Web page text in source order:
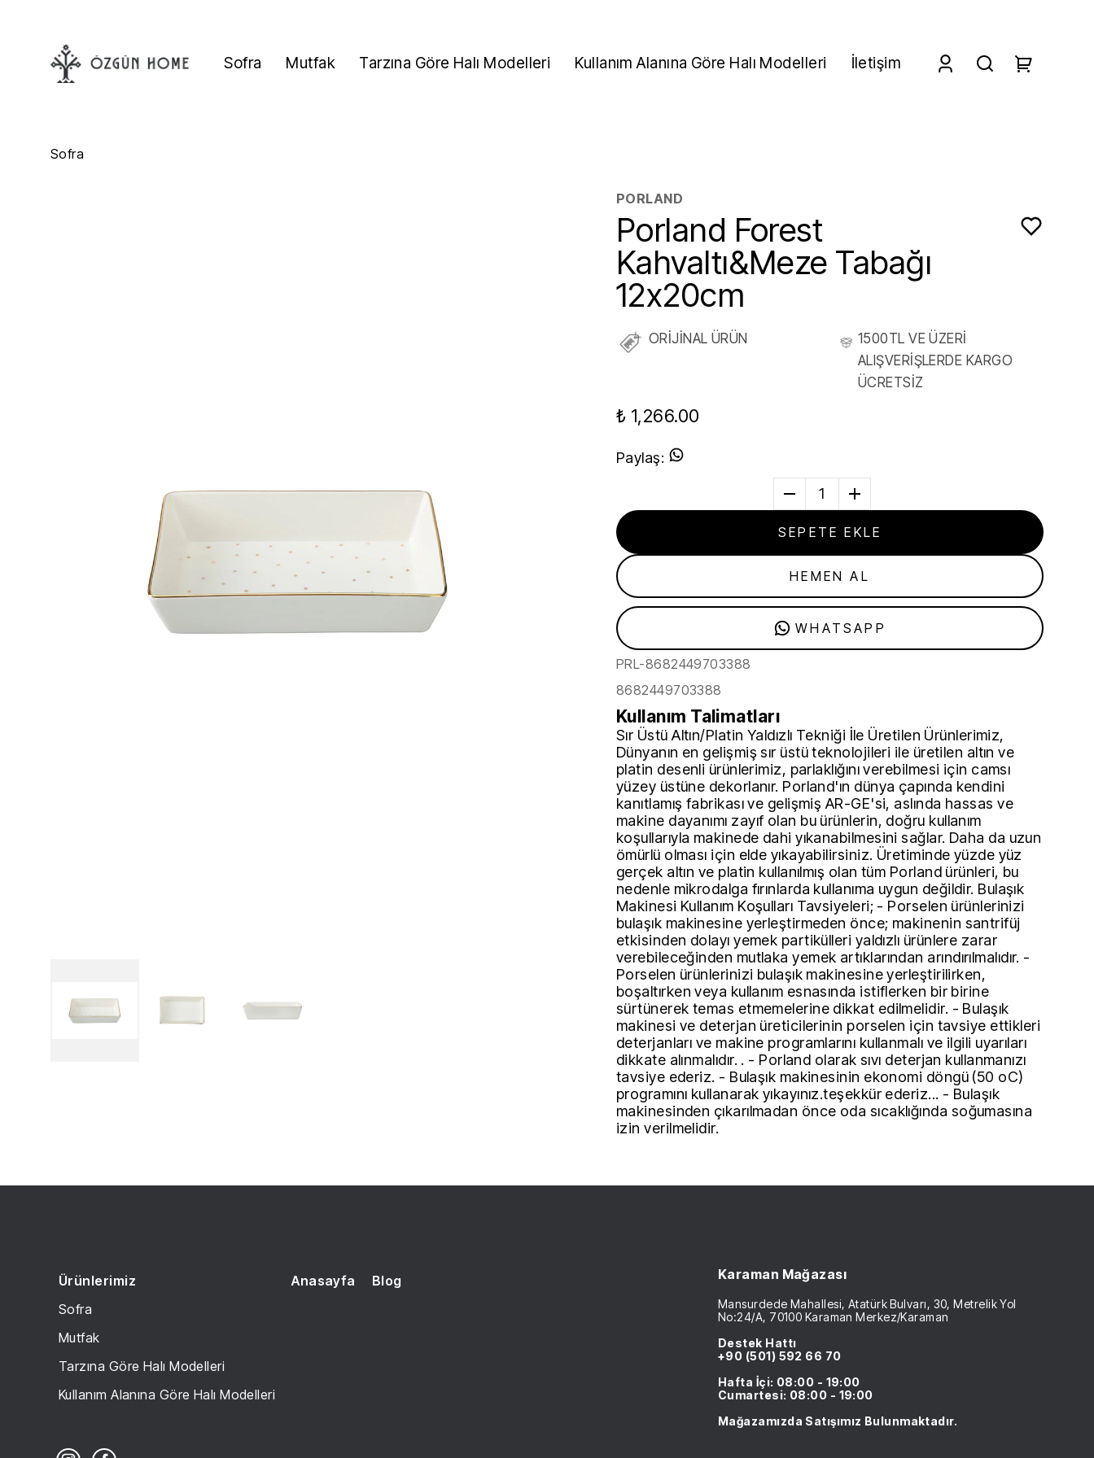
Sofra Mutfak Tarzına Göre Halı Modelleri Kullanım Alanına Göre Halı Modelleri İletişim
Sofra
PORLAND
Porland Forest
Kahvaltı&Meze Tabağı
12x20cm
ORİJİNAL ÜRÜN
1500TL VE ÜZERİ
ALIŞVERİŞLERDE KARGO
ÜCRETSİZ
₺ 1,266.00
Paylaş:
1
SEPETE EKLE
HEMEN AL
WHATSAPP
PRL-8682449703388
8682449703388
Kullanım Talimatları
Sır Üstü Altın/Platin Yaldızlı Tekniği İle Üretilen Ürünlerimiz,
Dünyanın en gelişmiş sır üstü teknolojileri ile üretilen altın ve
platin desenli ürünlerimiz, parlaklığını verebilmesi için camsı
yüzey üstüne dekorlanır. Porland'ın dünya çapında kendini
kanıtlamış fabrikası ve gelişmiş AR-GE'si, aslında hassas ve
makine dayanımı zayıf olan bu ürünlerin, doğru kullanım
koşullarıyla makinede dahi yıkanabilmesini sağlar. Daha da uzun
ömürlü olması için elde yıkayabilirsiniz. Üretiminde yüzde yüz
gerçek altın ve platin kullanılmış olan tüm Porland ürünleri, bu
nedenle mikrodalga fırınlarda kullanıma uygun değildir. Bulaşık
Makinesi Kullanım Koşulları Tavsiyeleri; - Porselen ürünlerinizi
bulaşık makinesine yerleştirmeden önce; makinenin santrifüj
etkisinden dolayı yemek partikülleri yaldızlı ürünlere zarar
verebileceğinden mutlaka yemek artıklarından arındırılmalıdır. -
Porselen ürünlerinizi bulaşık makinesine yerleştirilirken,
boşaltırken veya kullanım esnasında istiflerken bir birine
sürtünerek temas etmemelerine dikkat edilmelidir. - Bulaşık
makinesi ve deterjan üreticilerinin porselen için tavsiye ettikleri
deterjanları ve makine programlarını kullanmalı ve ilgili uyarıları
dikkate alınmalıdır. . - Porland olarak sıvı deterjan kullanmanızı
tavsiye ederiz. - Bulaşık makinesinin ekonomi döngü (50 oC)
programını kullanarak yıkayınız.teşekkür ederiz... - Bulaşık
makinesinden çıkarılmadan önce oda sıcaklığında soğumasına
izin verilmelidir.
Ürünlerimiz
Sofra
Mutfak
Tarzına Göre Halı Modelleri
Kullanım Alanına Göre Halı Modelleri
Anasayfa Blog Karaman Mağazası
Mansurdede Mahallesi, Atatürk Bulvarı, 30, Metrelik Yol
No:24/A, 70100 Karaman Merkez/Karaman
Destek Hattı
+90 (501) 592 66 70
Hafta İçi: 08:00 - 19:00
Cumartesi: 08:00 - 19:00
Mağazamızda Satışımız Bulunmaktadır.